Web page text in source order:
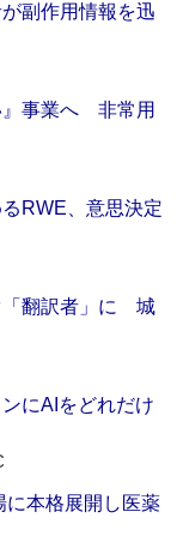
副作用情報を迅
』事業へ 非常用
RWE、意思決定
「翻訳者」に 城
にAIをどれだけ
に本格展開し医薬